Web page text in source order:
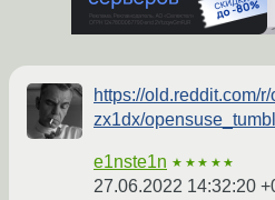
https://old.reddit.com/
zx1dx/
e1nste1n ★★★★★
27.06.2022 14:32:20